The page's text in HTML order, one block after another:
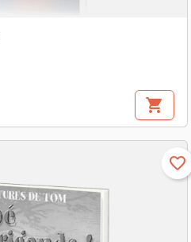
shopping_cart
favorite_border